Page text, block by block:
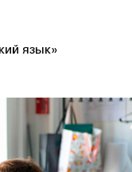
язык»